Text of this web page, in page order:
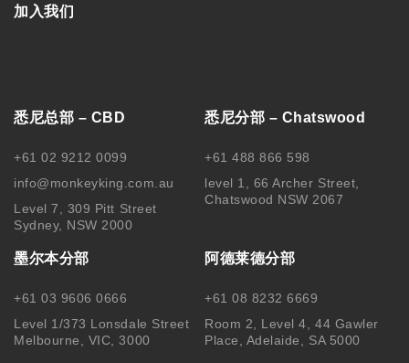
加入我们
悉尼总部 – CBD
+61 02 9212 0099
info@monkeyking.com.au
Level 7, 309 Pitt Street
Sydney, NSW 2000
悉尼分部 – Chatswood
+61 488 866 598
level 1, 66 Archer Street,
Chatswood NSW 2067
墨尔本分部
+61 03 9606 0666
Level 1/373 Lonsdale Street
Melbourne, VIC, 3000
阿德莱德分部
+61 08 8232 6669
Room 2, Level 4, 44 Gawler
Place, Adelaide, SA 5000